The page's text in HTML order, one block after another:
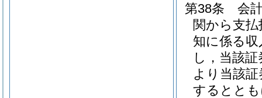
第38条
会
関から支
知に係る
し，当該
より当該
するとと